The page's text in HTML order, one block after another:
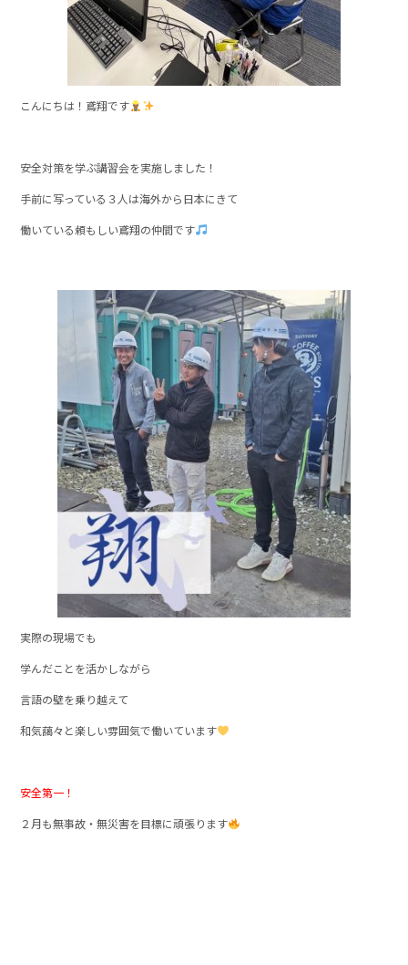
こんにちは！鳶翔です
安全対策を学ぶ講習会を実施しました！
手前に写っている３人は海外から日本にきて
働いている頼もしい鳶翔の仲間です
実際の現場でも
学んだことを活かしながら
言語の壁を乗り越えて
和気藹々と楽しい雰囲気で働いています
安全第一！
２月も無事故・無災害を目標に頑張ります